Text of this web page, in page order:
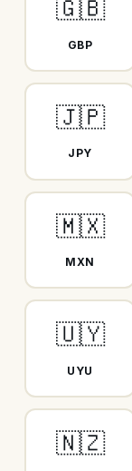
🇬🇧
GBP
🇯🇵
JPY
🇲🇽
MXN
🇺🇾
UYU
🇳🇿